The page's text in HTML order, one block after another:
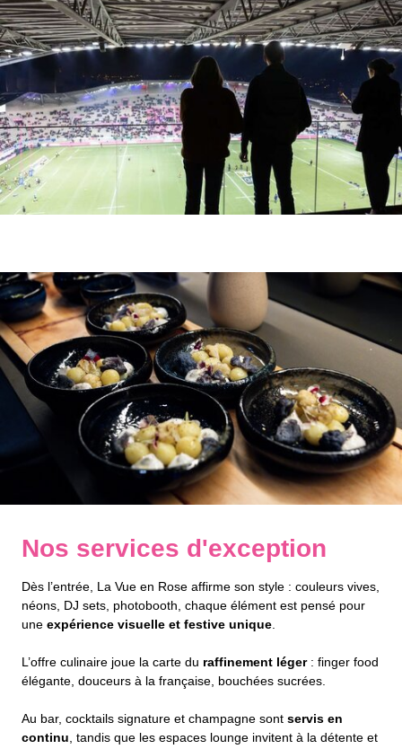
Nos services d'exception
Dès l’entrée, La Vue en Rose affirme son style : couleurs vives,
néons, DJ sets, photobooth, chaque élément est pensé pour
une expérience visuelle et festive unique
L’offre culinaire joue la carte du raffinement léger: finger food
élégante, douceurs à la française, bouchées sucrées.
Au bar, cocktails signature et champagne sont servis en
continu , tandis que les espaces lounge invitent à la détente et